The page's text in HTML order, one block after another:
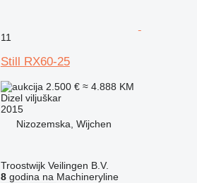
11
Still RX60-25
2.500 € ≈ 4.888 KM
Dizel viljuškar
2015
Nizozemska, Wijchen
Troostwijk Veilingen B.V.
8godina na Machineryline